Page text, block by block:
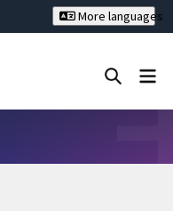
More languages